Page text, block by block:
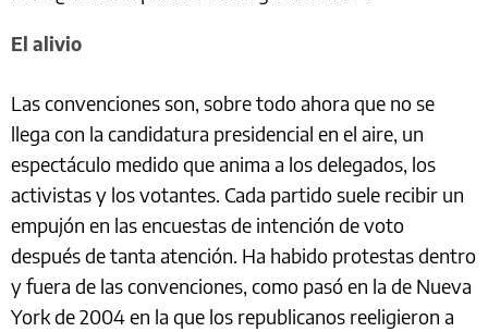
El alivio
Las convenciones son, sobre todo ahora que no se
llega con la candidatura presidencial en el aire, un
espectáculo medido que anima a los delegados, los
activistas y los votantes. Cada partido suele recibir un
empujón en las encuestas de intención de voto
después de tanta atención. Ha habido protestas dentro
y fuera de las convenciones, como pasó en la de Nueva
York de 2004 en la que los republicanos reeligieron a